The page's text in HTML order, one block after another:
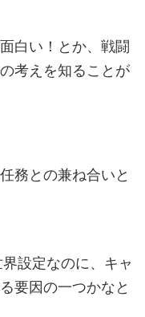
白い！とか、戦闘
考えを知ることが
務との兼ね合いと
設定なのに、キャ
要因の一つかなと